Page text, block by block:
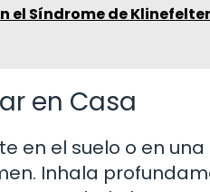
el Síndrome de
en Casa
en el suelo o en
Inhala